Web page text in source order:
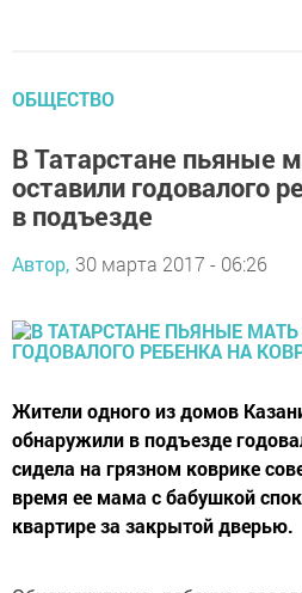
ОБЩЕСТВО
В Татарстане пьяные
оставили годовалого
в подъезде
Автор, 30 марта 2017 - 06:26
Жители одного из домов
обнаружили в подъезде
сидела на грязном коврике
время ее мама с бабушкой
квартире за закрытой дверью.